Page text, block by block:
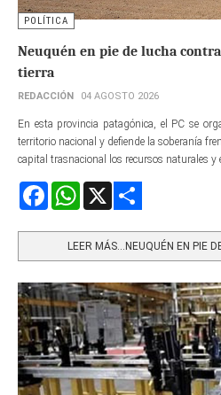
POLÍTICA
Neuquén en pie de lucha
tierra
REDACCIÓN 04 AGOSTO 2026
En esta provincia patagónica, el PC se
territorio nacional y defiende la soberanía
capital trasnacional los recursos naturales y
FacebookWhatsApp
LEER MÁS…NEUQUÉN EN PIE